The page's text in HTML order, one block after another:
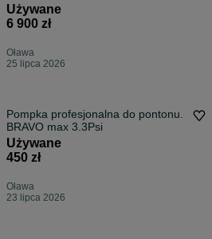
Używane
6 900 zł
Oława
25 lipca 2026
Pompka profesjonalna do pontonu.
BRAVO max 3.3Psi
Używane
450 zł
Oława
23 lipca 2026